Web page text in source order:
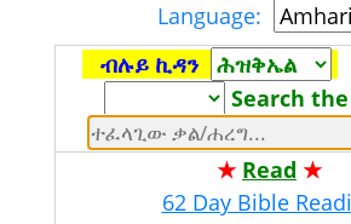
Language:
ብሉይ ኪዳን
Search
★ Read ★
62 Day Bible